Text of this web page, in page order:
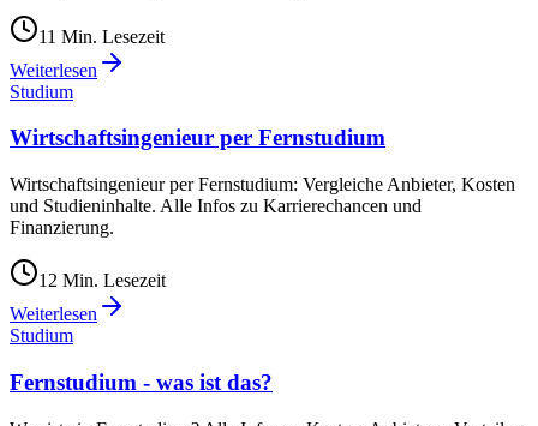
11 Min. Lesezeit
Weiterlesen
Studium
Wirtschaftsingenieur per Fernstudium
Wirtschaftsingenieur per Fernstudium: Vergleiche Anbieter, Kosten
und Studieninhalte. Alle Infos zu Karrierechancen und
Finanzierung.
12 Min. Lesezeit
Weiterlesen
Studium
Fernstudium - was ist das?